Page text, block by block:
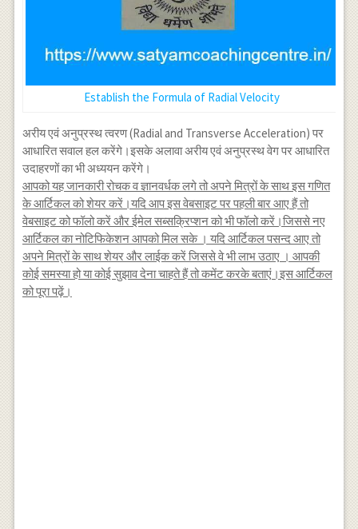
Establish the Formula of Radial Velocity
अरीय एवं अनुप्रस्थ त्वरण (Radial and Transverse Acceleration) पर
आधारित सवाल हल करेंगे।इसके अलावा अरीय एवं अनुप्रस्थ वेग पर आधारित
उदाहरणों का भी अध्ययन करेंगे।
आपको यह जानकारी रोचक व ज्ञानवर्धक लगे तो अपने मित्रों के साथ इस गणित
के आर्टिकल को शेयर करें।यदि आप इस वेबसाइट पर पहली बार आए हैं तो
वेबसाइट को फॉलो करें और ईमेल सब्सक्रिप्शन को भी फॉलो करें।जिससे नए
आर्टिकल का नोटिफिकेशन आपको मिल सके । यदि आर्टिकल पसन्द आए तो
अपने मित्रों के साथ शेयर और लाईक करें जिससे वे भी लाभ उठाए । आपकी
कोई समस्या हो या कोई सुझाव देना चाहते हैं तो कमेंट करके बताएं।इस आर्टिकल
को पूरा पढ़ें।